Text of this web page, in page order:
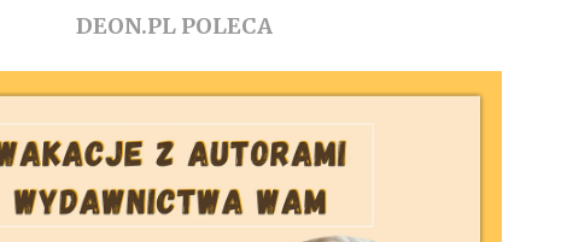
DEON.PL POLECA